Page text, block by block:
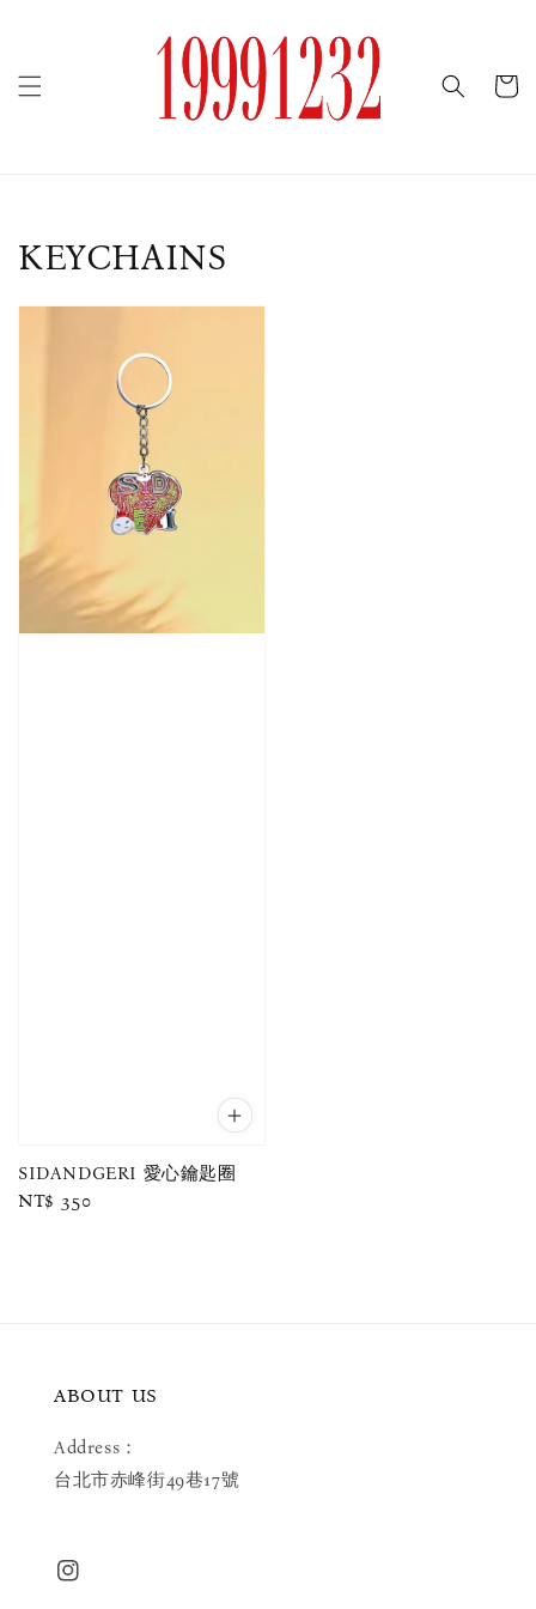
KEYCHAINS
SIDANDGERI 愛心鑰匙圈
Regular
NT$ 350
ABOUT US
Address：
台北市赤峰街49巷17號